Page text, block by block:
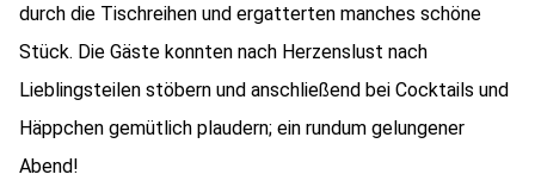
durch die Tischreihen und ergatterten manches schöne
Stück. Die Gäste konnten nach Herzenslust nach
Lieblingsteilen stöbern und anschließend bei Cocktails und
Häppchen gemütlich plaudern; ein rundum gelungener
Abend!